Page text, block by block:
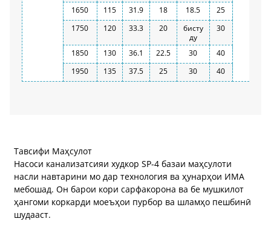
1650
115 31.9 18 18.5
25
1750
120 33.3 20
бисту
ду
30
1850 130 36.1 22.5 30
40
1950
135 37.5 25 30 40
Тавсифи Маҳсулот
Насоси канализатсияи худкор SP-4 базаи маҳсулоти
насли навтарини мо дар технология ва ҳунарҳои ИМА
мебошад. Он барои кори сарфакорона ва бе мушкилот
ҳангоми коркарди моеъҳои пурбор ва шламҳо пешбинӣ
шудааст.